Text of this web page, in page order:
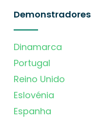
Demonstradores
Dinamarca
Portugal
Reino Unido
Eslovénia
Espanha